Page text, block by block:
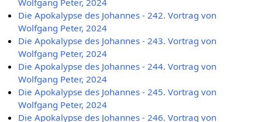
Wolfgang Peter, 2024
Die Apokalypse des Johannes - 242. Vortrag von
Wolfgang Peter, 2024
Die Apokalypse des Johannes - 243. Vortrag von
Wolfgang Peter, 2024
Die Apokalypse des Johannes - 244. Vortrag von
Wolfgang Peter, 2024
Die Apokalypse des Johannes - 245. Vortrag von
Wolfgang Peter, 2024
Die Apokalypse des Johannes - 246. Vortrag von